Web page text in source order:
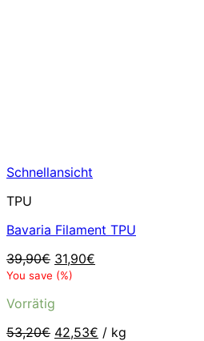
Schnellansicht
TPU
Bavaria Filament TPU
39,90€ Ursprünglicher
Preis
39,90€
31,90€
You save (%)
Vorrätig
53,20€ Ursprünglicher
42,53€ Aktueller
/ kg